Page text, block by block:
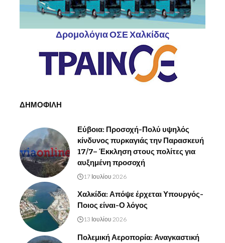
Δρομολόγια ΟΣΕ Χαλκίδας
ΔΗΜΟΦΙΛΗ
Εύβοια: Προσοχή-Πολύ υψηλός
κίνδυνος πυρκαγιάς την Παρασκευή
17/7– Έκκληση στους πολίτες για
αυξημένη προσοχή
17 Ιουλίου 2026
Χαλκίδα: Απόψε έρχεται Υπουργός-
Ποιος είναι-Ο λόγος
13 Ιουλίου 2026
Πολεμική Αεροπορία: Αναγκαστική